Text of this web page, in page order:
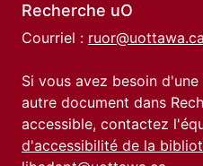
Recherche uO
Courriel : ruor@uottawa.ca
Si vous avez besoin
autre document dans
accessible, contactez
d'accessibilité de la